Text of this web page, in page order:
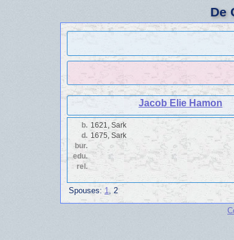
De
Jacob Elie Hamon
b. 1621, Sark
d. 1675, Sark
bur.
edu.
rel.
Spouses:1 , 2